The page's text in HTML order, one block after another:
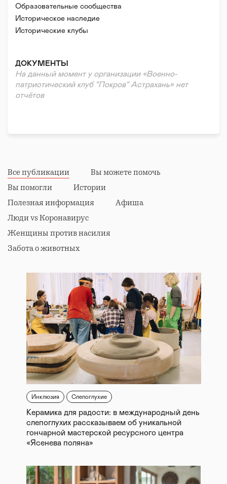
Курсантская школа - это спорт, военное дело и
культура.
Образовательные сообщества
Историческое наследие
Исторические клубы
ДОКУМЕНТЫ
На данный момент у организации «Военно-
патриотический клуб "Покров" Астрахань» нет
отчётов
Все публикации
Вы можете помочь
Вы помогли
Истории
Полезная информация
Афиша
Люди vs Коронавирус
Женщины против насилия
Забота о животных
Инклюзия Слепоглухие
Керамика для радости: в международный день
слепоглухих рассказываем об уникальной
гончарной мастерской ресурсного центра
«Ясенева поляна»